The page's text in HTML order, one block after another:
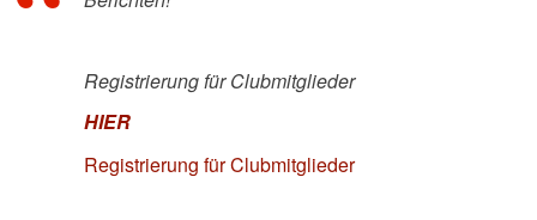
Registrierung für Clubmitglieder
HIER
Registrierung für Clubmitglieder